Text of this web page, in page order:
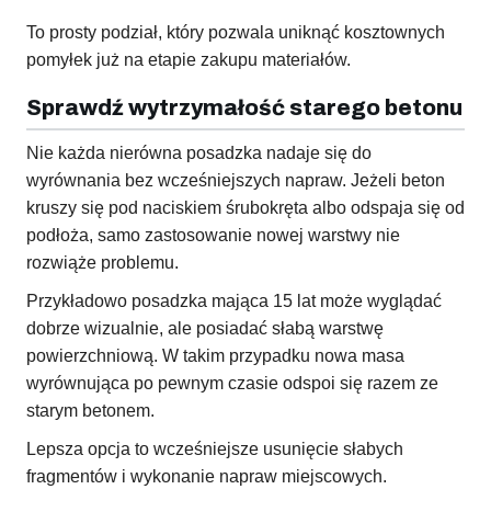
To prosty podział, który pozwala uniknąć kosztownych
pomyłek już na etapie zakupu materiałów.
Sprawdź wytrzymałość starego betonu
Nie każda nierówna posadzka nadaje się do
wyrównania bez wcześniejszych napraw. Jeżeli beton
kruszy się pod naciskiem śrubokręta albo odspaja się od
podłoża, samo zastosowanie nowej warstwy nie
rozwiąże problemu.
Przykładowo posadzka mająca 15 lat może wyglądać
dobrze wizualnie, ale posiadać słabą warstwę
powierzchniową. W takim przypadku nowa masa
wyrównująca po pewnym czasie odspoi się razem ze
starym betonem.
Lepsza opcja to wcześniejsze usunięcie słabych
fragmentów i wykonanie napraw miejscowych.